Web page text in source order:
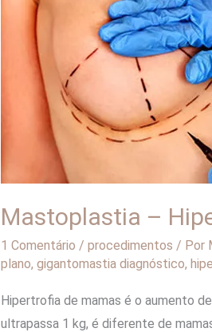
Mastoplastia –
1 Comentário / procedimentos / Por
plano, gigantomastia diagnóstico,
Hipertrofia de mamas é o aumento
ultrapassa 1 kg, é diferente de
Hipertrofia
Gigantomastia